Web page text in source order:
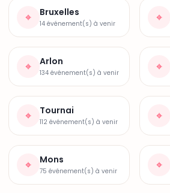
⌖ Bruxelles
14 événement(s) à venir ⌖
⌖ Arlon
134 événement(s) à venir ⌖
⌖ Tournai
112 événement(s) à venir ⌖
⌖ Mons
75 événement(s) à venir ⌖